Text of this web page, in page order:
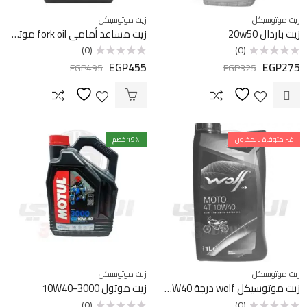
زيت موتوسيكل
زيت باردال 20w50
التقييم
(0)
EGP275
EGP325
زيت موتوسيكل
زيت مساعد أمامي fork oil موتول 10w
التقييم
(0)
EGP455
EGP495
غير متوفرة بالمخزون
زيت موتوسيكل
زيت موتوسيكل wolf درجة 4T 10W40
19% خصم
زيت موتوسيكل
زيت موتول 3000-10W40